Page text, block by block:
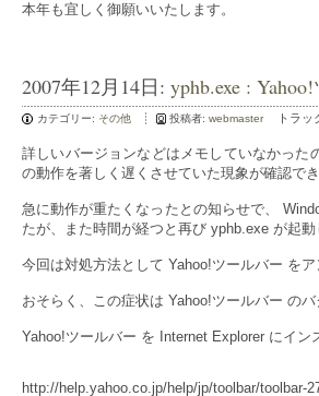
本年も宜しく御願いいたします。
2007年12月14日: yphb.exe :
カテゴリー: その他 投稿者: webmaster トラッ
詳しいバージョンなどはメモしていなかっ
の動作を著しく遅くさせていた現象が確認でき
急に動作が重たくなったとの知らせで、
たが、また時間が経つと再び yphb.exe が起
今回は対処方法として Yahoo!ツールバー を
おそらく、この症状は Yahoo!ツールバー の
Yahoo!ツールバー を Internet Explorer にイン
http://help.yahoo.co.jp/help/jp/toolbar/toolbar-